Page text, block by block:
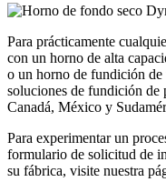
Para prácticamente
con un horno de alta
o un horno de fundición
soluciones de fundición de
Canadá, México y
Para experimentar un
formulario de solicitud de
su fábrica, visite nuestra